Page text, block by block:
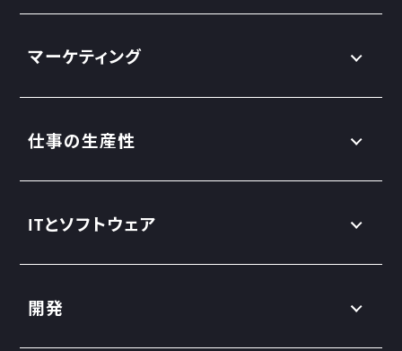
マーケティング
仕事の生産性
ITとソフトウェア
開発